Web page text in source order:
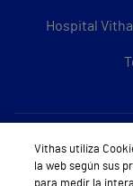
Hospital
Vithas utiliza
la web según sus